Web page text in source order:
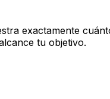
exactamente
tu objetivo.